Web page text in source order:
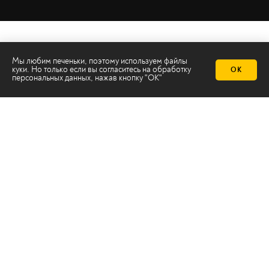
Мы любим печеньки, поэтому используем файлы
куки. Но только если вы согласитесь на обработку
персональных данных, нажав кнопку "ОК"
ОК